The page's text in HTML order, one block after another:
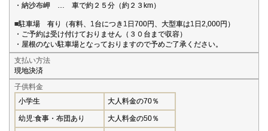
・納沙布岬 … 車で約２５分（約２３km）
■駐車場 有り（有料、1台につき1日700円、大型車は1日2,000円）
・ご予約は受け付けておりません（３０台まで収容）
・屋根のない駐車場となっておりますので予めご了承ください。
支払い方法
現地決済
子供料金
小学生
大人料金の70％
幼児:食事・布団あり 大人料金の50％